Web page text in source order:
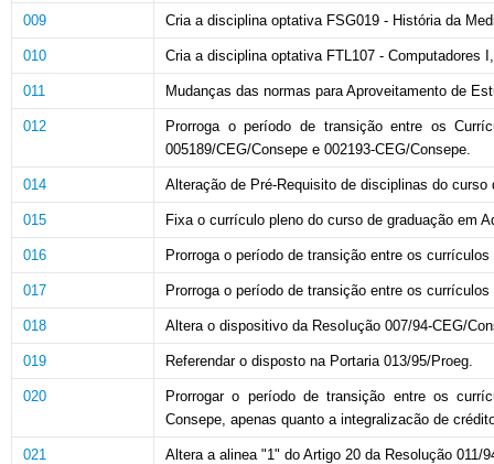
009 Cria a disciplina optativa FSG019 - História da
010 Cria a disciplina optativa FTL107 - Computadores
011 Mudanças das normas para Aproveitamento de
012
Prorroga o período de transição entre os
005189/CEG/Consepe e 002193-CEG/Consepe.
014 Alteração de Pré-Requisito de disciplinas do curso
015 Fixa o currículo pleno do curso de graduação em
016 Prorroga o período de transição entre os
017 Prorroga o período de transição entre os
018 Altera o dispositivo da ResoIução 007/94-CEG/
019 Referendar o disposto na Portaria 013/95/Proeg.
020
Prorrogar o período de transição entre os
Consepe, apenas quanto a integralizacão de
021
Altera a alinea "1" do Artigo 20 da Resolução 011/